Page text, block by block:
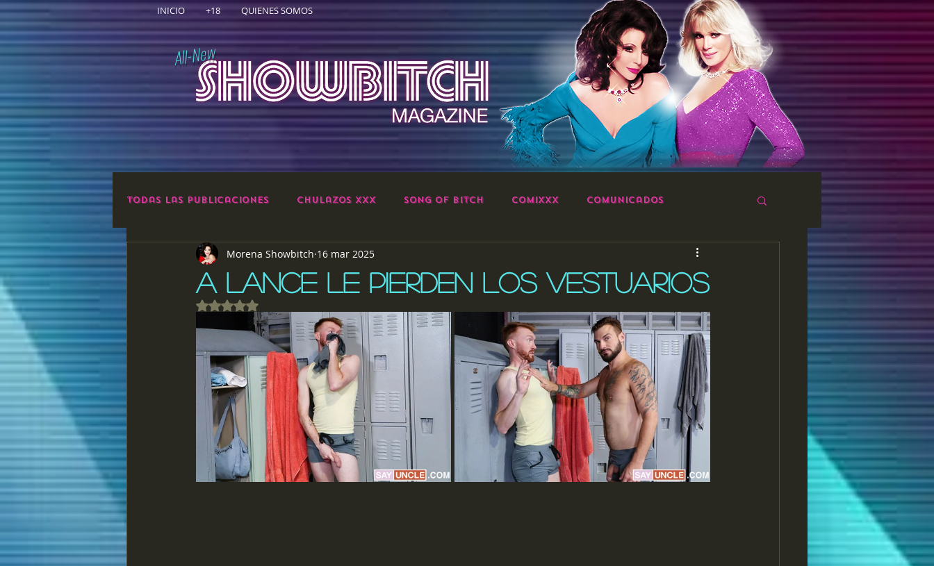
INICIO +18 QUIENES SOMOS
All-New
Todas las publicaciones Chulazos XXX Song of Bitch ComiXXX Comunicados
A LANCE LE PIERDEN LOS VESTUARIOS
Morena Showbitch 16 mar 2025
Obtuvo NaN de 5 estrellas.